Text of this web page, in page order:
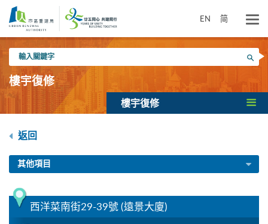
內
EN 简
入
關
鍵
搜尋
樓宇復修
樓宇復修
返回
其他項目
西洋菜南街29-39號 (遠景大廈)